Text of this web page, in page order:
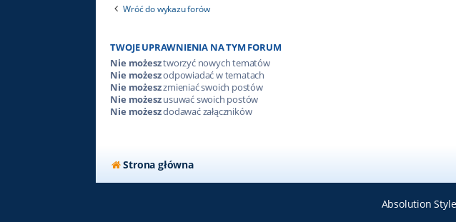
Wróć do wykazu forów
TWOJE UPRAWNIENIA NA TYM FORUM
Nie możesztworzyć nowych tematów
Nie możeszodpowiadać w tematach
Nie możeszzmieniać swoich postów
Nie możeszusuwać swoich postów
Nie możeszdodawać załączników
Strona główna
Absolution